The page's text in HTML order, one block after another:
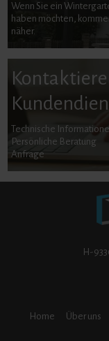
Wenn Sie ein
haben möchten,
näher.
Technische
Persönliche Beratung
Anfrage
H-
Home Über uns